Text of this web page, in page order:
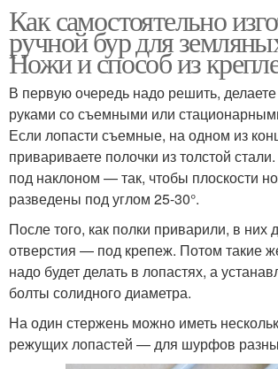
Как самостоятельно
ручной бур для
Ножи и способ из
В первую очередь надо решить,
руками со съемными или
Если лопасти съемные, на одном из
привариваете полочки из толстой
под наклоном — так, чтобы плоскости
разведены под углом 25-30°.
После того, как полки приварили, в них
отверстия — под крепеж. Потом такие
надо будет делать в лопастях, а
болты солидного диаметра.
На один стержень можно иметь
режущих лопастей — для шурфов